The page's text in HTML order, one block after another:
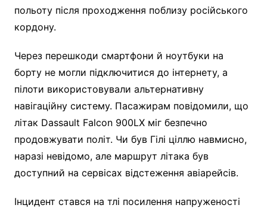
польоту після проходження поблизу російського
кордону.
Через перешкоди смартфони й ноутбуки на
борту не могли підключитися до інтернету, а
пілоти використовували альтернативну
навігаційну систему. Пасажирам повідомили, що
літак Dassault Falcon 900LX міг безпечно
продовжувати політ. Чи був Гілі ціллю навмисно,
наразі невідомо, але маршрут літака був
доступний на сервісах відстеження авіарейсів.
Інцидент стався на тлі посилення напруженості